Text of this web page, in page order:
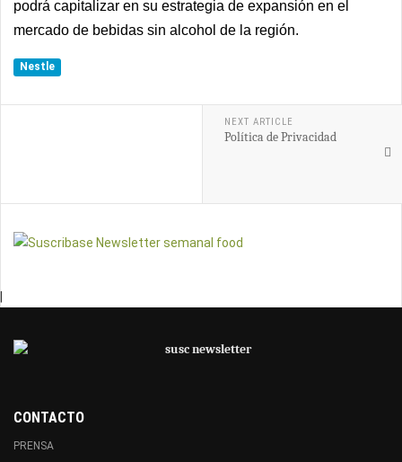
podrá capitalizar en su estrategia de expansión en el
mercado de bebidas sin alcohol de la región.
Nestle
NEXT ARTICLE
Política de Privacidad
CONTACTO
PRENSA